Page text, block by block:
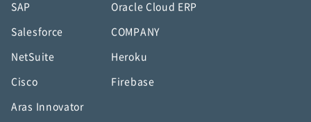
SAP Oracle Cloud ERP
Salesforce COMPANY
NetSuite Heroku
Cisco Firebase
Aras Innovator